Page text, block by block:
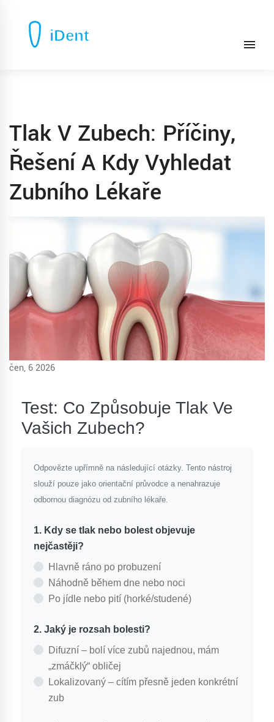
Tlak V Zubech: Příčiny,
Řešení A Kdy Vyhledat
Zubního Lékaře
čen, 6 2026
Test: Co Způsobuje Tlak Ve
Vašich Zubech?
Odpovězte upřímně na následující otázky. Tento nástroj
slouží pouze jako orientační průvodce a nenahrazuje
odbornou diagnózu od zubního lékaře.
1. Kdy se tlak nebo bolest objevuje
nejčastěji?
Hlavně ráno po probuzení
Náhodně během dne nebo noci
Po jídle nebo pití (horké/studené)
2. Jaký je rozsah bolesti?
Difuzní – bolí více zubů najednou, mám
„zmáčklý“ obličej
Lokalizovaný – cítím přesně jeden konkrétní
zub